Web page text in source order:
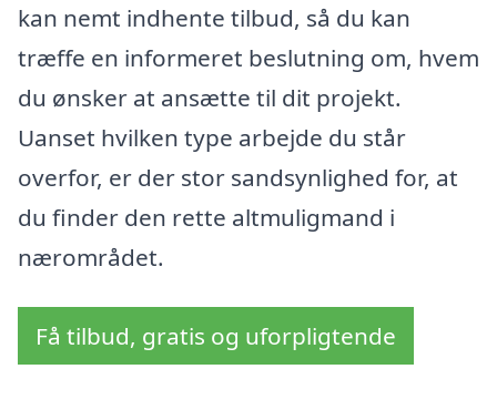
kan nemt indhente tilbud, så du kan
træffe en informeret beslutning om, hvem
du ønsker at ansætte til dit projekt.
Uanset hvilken type arbejde du står
overfor, er der stor sandsynlighed for, at
du finder den rette altmuligmand i
nærområdet.
Få tilbud, gratis og uforpligtende